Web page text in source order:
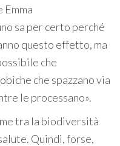
sa per certo perché
questo effetto, ma
che
che spazzano via
le processano».
tra la biodiversità
Quindi, forse,